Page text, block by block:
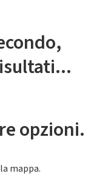
opzioni.
mappa.